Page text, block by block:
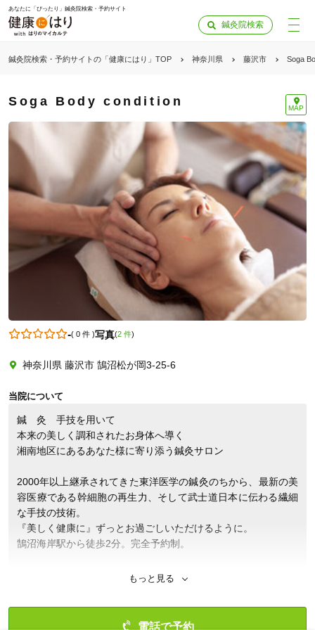
あなたに「ぴったり」鍼灸院検索・予約サイト
鍼灸院検索
鍼灸院検索・予約サイトの「健康にはり」TOP 神奈川県 藤沢市 Soga
Soga Body condition MAP
-( 0 件)写真(2 件)
神奈川県 藤沢市 鵠沼松が岡3-25-6
当院について
鍼　灸　手技を用いて
本来の美しく調和されたお身体へ導く
湘南地区にあるあなた様に寄り添う鍼灸サロン
2000年以上継承されてきた東洋医学の鍼灸のちから、最新の美
容医療である幹細胞の再生力、そして武士道日本に伝わる繊細
な手技の技術。
『美しく健康に』ずっとお過ごしいただけるように。
鵠沼海岸駅から徒歩2分。完全予約制。
世の中はとても便利になってきています。場所を問わずにいつ
ります。子供のころに描いた近未来へ、これから加速的に進化
もっと見る
「健康にはりを見た」